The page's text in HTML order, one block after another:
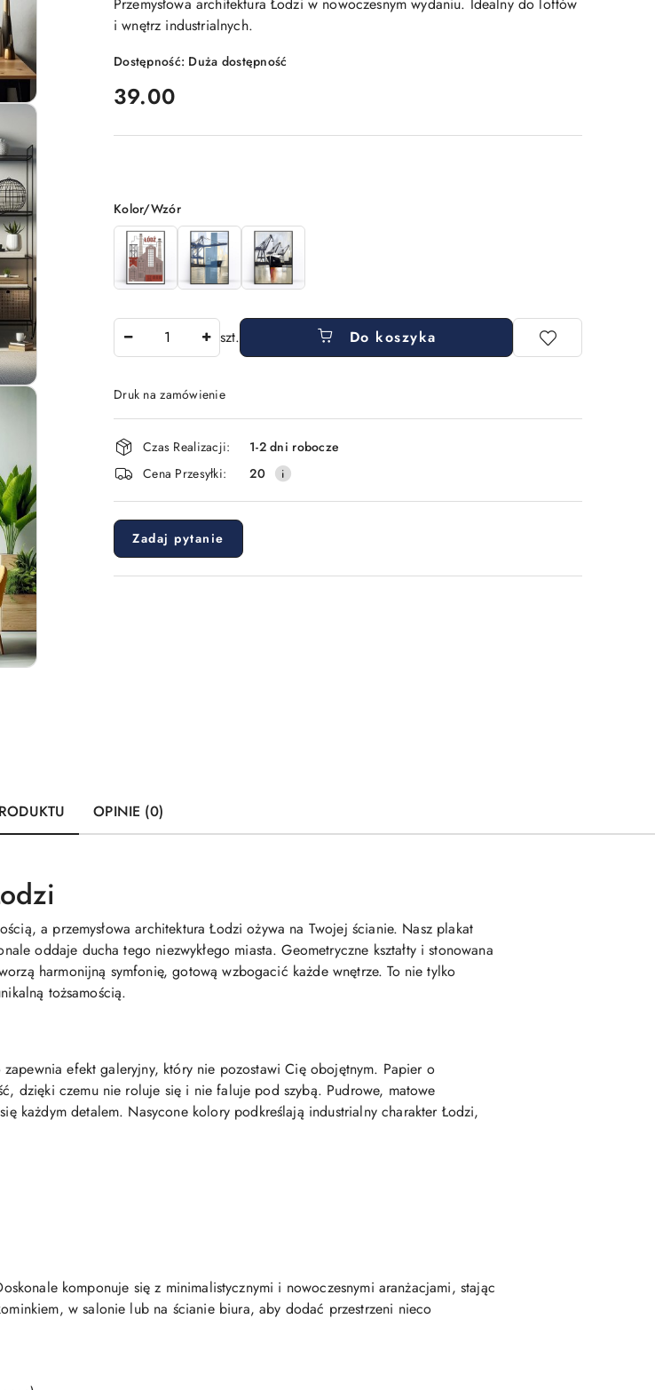
i wnętrz industrialnych.
Dostępność: Duża dostępność
cena:
39.00
Wariant
Kolor/Wzór
szt. Do koszyka
Druk na zamówienie
Dostępność
i
dostawa
Czas Realizacji:
1-2 dni robocze
Cena Przesyłki:
20
Zadaj pytanie
OPINIE (0)
a przemysłowa architektura Łodzi ożywa na Twojej ścianie. Nasz plakat
oddaje ducha tego niezwykłego miasta. Geometryczne kształty i stonowana
harmonijną symfonię, gotową wzbogacić każde wnętrze. To nie tylko
tożsamością.
efekt galeryjny, który nie pozostawi Cię obojętnym. Papier o
dzięki czemu nie roluje się i nie faluje pod szybą. Pudrowe, matowe
każdym detalem. Nasycone kolory podkreślają industrialny charakter Łodzi,
komponuje się z minimalistycznymi i nowoczesnymi aranżacjami, stając
w salonie lub na ścianie biura, aby dodać przestrzeni nieco